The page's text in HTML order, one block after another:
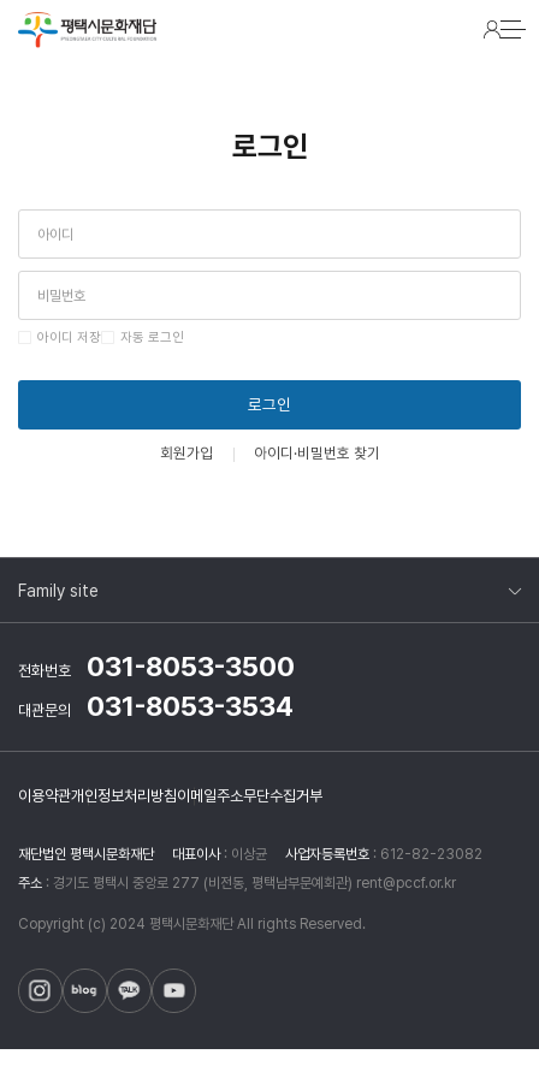
로그인
아이디 저장 자동 로그인
로그인
회원가입 아이디·비밀번호 찾기
Family site
전화번호 031-8053-3500
대관문의 031-8053-3534
이용약관개인정보처리방침이메일주소무단수집거부
재단법인 평택시문화재단 대표이사 : 이상균 사업자등록번호 : 612-82-23082
주소 : 경기도 평택시 중앙로 277 (비전동, 평택남부문예회관) rent@pccf.or.kr
Copyright (c) 2024 평택시문화재단 All rights Reserved.